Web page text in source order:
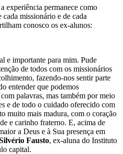
experiência permanece como
cada missionário e de cada
conosco os ex-alunos:
e importante para mim. Pude
de todos com os missionários
fazendo-nos sentir parte
entender que podemos
palavras, mas também por meio
e de todo o cuidado oferecido com
muito mais madura, com o coração
e carinho fraterno. E, acima de
a Deus e à Sua presença em
Fausto, ex-aluna do Instituto
capital.